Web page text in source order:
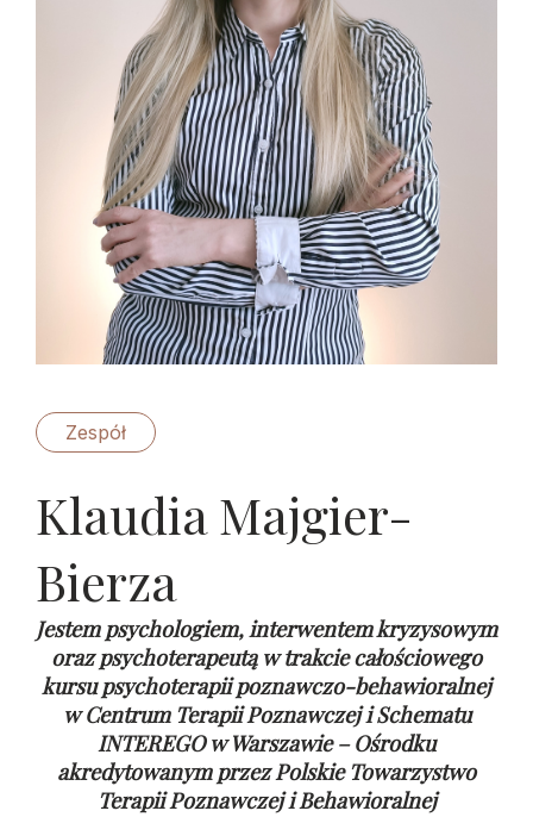
Zespół
Klaudia Majgier-
Bierza
Jestem psychologiem, interwentem kryzysowym
oraz psychoterapeutą w trakcie całościowego
kursu psychoterapii poznawczo-behawioralnej
wCentrum Terapii Poznawczej i Schematu
INTEREGO w Warszawie – Ośrodku
akredytowanym przez Polskie Towarzystwo
Terapii Poznawczej i Behawioralnej